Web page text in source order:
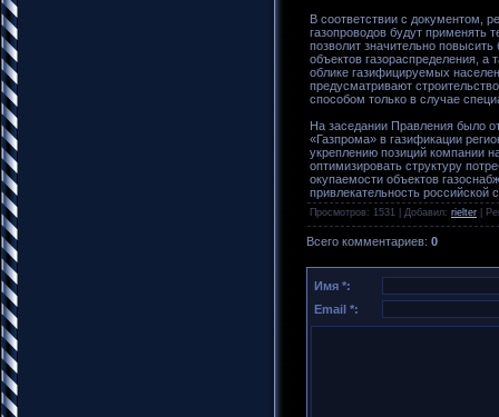
В соответствии с документом,
газопроводов будут применять
позволит значительно повысить
объектов газораспределения, а
облике газифицируемых
предусматривают
способом только в случае
На заседании Правления было
«Газпрома» в газификации
укреплению позиций компании
оптимизировать структуру
окупаемости объектов
привлекательность российской
Просмотров: 1531 | Добавил: rielter
Всего комментариев: 0
Имя *:
Email *: